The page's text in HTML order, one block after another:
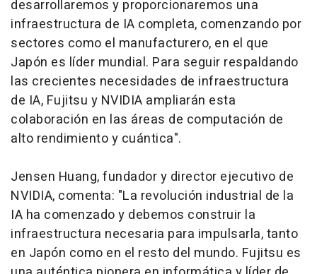
desarrollaremos y proporcionaremos una
infraestructura de IA completa, comenzando por
sectores como el manufacturero, en el que
Japón es líder mundial. Para seguir respaldando
las crecientes necesidades de infraestructura
de IA, Fujitsu y NVIDIA ampliarán esta
colaboración en las áreas de computación de
alto rendimiento y cuántica".
Jensen Huang, fundador y director ejecutivo de
NVIDIA, comenta: "La revolución industrial de la
IA ha comenzado y debemos construir la
infraestructura necesaria para impulsarla, tanto
en Japón como en el resto del mundo. Fujitsu es